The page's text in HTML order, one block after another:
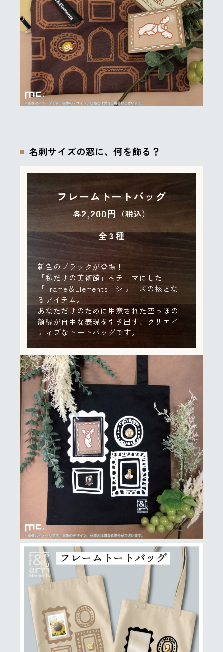
名刺サイズの窓に、何を飾る？
フレームトートバッグ
各2,200円 （税込）
全３種
新色のブラックが登場！
「私だけの美術館」をテーマにした
「Frame＆Elements」シリーズの核とな
るアイテム。
あなただけのために用意された空っぽの
額縁が自由な表現を引き出す、クリエイ
ティブなトートバッグです。